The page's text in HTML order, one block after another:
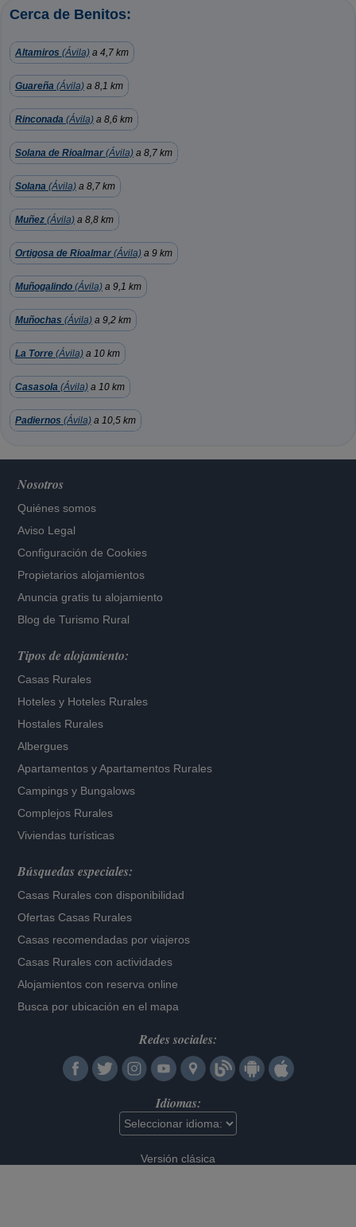
Cerca de Benitos:
Altamiros (Ávila) a 4,7 km
Guareña (Ávila) a 8,1 km
Rinconada (Ávila) a 8,6 km
Solana de Rioalmar (Ávila) a 8,7 km
Solana (Ávila) a 8,7 km
Muñez (Ávila) a 8,8 km
Ortigosa de Rioalmar (Ávila) a 9 km
Muñogalindo (Ávila) a 9,1 km
Muñochas (Ávila) a 9,2 km
La Torre (Ávila) a 10 km
Casasola (Ávila) a 10 km
Padiernos (Ávila) a 10,5 km
Nosotros
Quiénes somos
Aviso Legal
Configuración de Cookies
Propietarios alojamientos
Anuncia gratis tu alojamiento
Blog de Turismo Rural
Tipos de alojamiento:
Casas Rurales
Hoteles y Hoteles Rurales
Hostales Rurales
Albergues
Apartamentos yApartamentos Rurales
Campings y Bungalows
Complejos Rurales
Viviendas turísticas
Búsquedas especiales:
Casas Rurales con disponibilidad
Ofertas Casas Rurales
Casas recomendadas por viajeros
Casas Rurales con actividades
Alojamientos con reserva online
Busca por ubicación en el mapa
Redes sociales:
Idiomas:
Versión clásica